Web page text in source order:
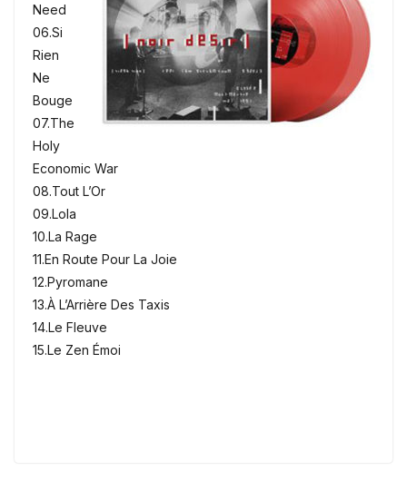
Need
06.Si
Rien
Ne
Bouge
07.The
Holy
Economic War
08.Tout L’Or
09.Lola
10.La Rage
11.En Route Pour La Joie
12.Pyromane
13.À L’Arrière Des Taxis
14.Le Fleuve
15.Le Zen Émoi